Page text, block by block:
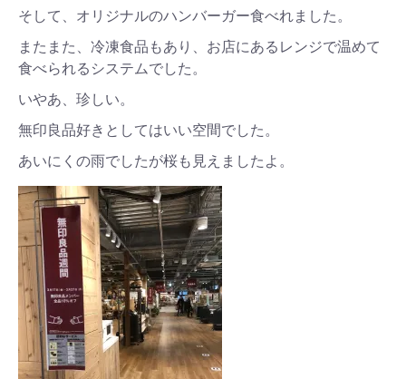
そして、オリジナルのハンバーガー食べれました。
またまた、冷凍食品もあり、お店にあるレンジで温めて
食べられるシステムでした。
いやあ、珍しい。
無印良品好きとしてはいい空間でした。
あいにくの雨でしたが桜も見えましたよ。